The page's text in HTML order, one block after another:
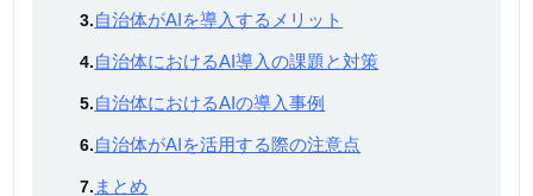
3.自治体がAIを導入するメリット
4.自治体におけるAI導入の課題と対策
5.自治体におけるAIの導入事例
6.自治体がAIを活用する際の注意点
7. まとめ